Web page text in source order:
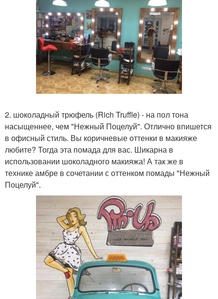
2. шоколадный трюфель (Rich Truffle) - на пол тона
насыщеннее, чем "Нежный Поцелуй". Отлично впишется
в офисный стиль. Вы коричневые оттенки в макияже
любите? Тогда эта помада для вас. Шикарна в
использовании шоколадного макияжа! А так же в
технике амбре в сочетании с оттенком помады "Нежный
Поцелуй".